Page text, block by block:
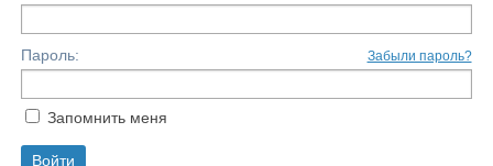
Пароль: Забыли пароль?
Запомнить меня